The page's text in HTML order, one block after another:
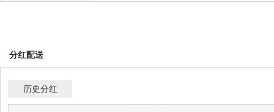
分红配送
历史分红